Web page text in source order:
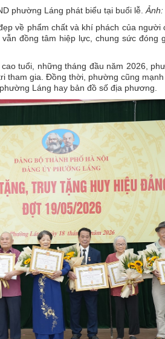
phường Láng phát biểu tại buổi lễ.Ảnh:
về phẩm chất và khí phách của người
đồng tâm hiệp lực, chung sức đóng
tuổi, những tháng đầu năm 2026,
tham gia. Đồng thời, phường cũng
Láng hay bản đồ số địa phương.